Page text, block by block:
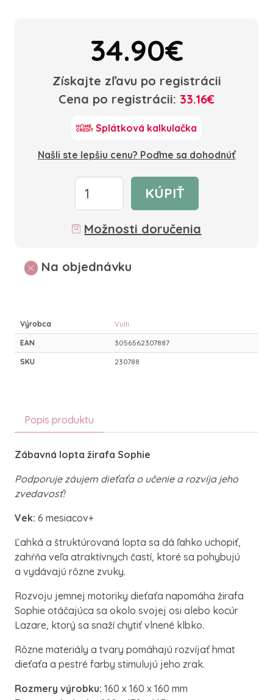
34.90€
Získajte zľavu po registrácii
Cena po registrácii: 33.16€
Splátková kalkulačka
Našli ste lepšiu cenu? Poďme sa dohodnúť
KÚPIŤ
Možnosti doručenia
Na objednávku
Výrobca Vulli
EAN 3056562307887
SKU 230788
Popis produktu
Zábavná lopta žirafa Sophie
Podporuje záujem dieťaťa o učenie a rozvíja jeho
zvedavosť!
Vek: 6 mesiacov+
Ľahká a štruktúrovaná lopta sa dá ľahko uchopiť,
zahŕňa veľa atraktívnych častí, ktoré sa pohybujú
a vydávajú rôzne zvuky.
Rozvoju jemnej motoriky dieťaťa napomáha žirafa
Sophie otáčajúca sa okolo svojej osi alebo kocúr
Lazare, ktorý sa snaží chytiť vlnené klbko.
Rôzne materiály a tvary pomáhajú rozvíjať hmat
dieťaťa a pestré farby stimulujú jeho zrak.
Rozmery výrobku: 160 x 160 x 160 mm